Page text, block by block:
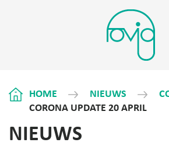
HOME NIEUWS
CORONA UPDATE 20 APRIL
NIEUWS